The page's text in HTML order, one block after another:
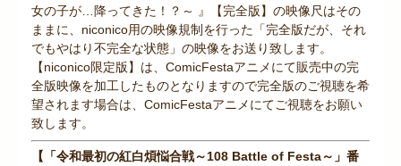
女の子が…降ってきた！？～ 』【完全版】の映像尺はその
ままに、niconico用の映像規制を行った「完全版だが、それ
でもやはり不完全な状態」の映像をお送り致します。
【niconico限定版】は、ComicFestaアニメにて販売中の完
全版映像を加工したものとなりますので完全版のご視聴を希
望されます場合は、ComicFestaアニメにてご視聴をお願い
致します。
【「令和最初の紅白煩悩合戦～108 Battle of Festa～」番